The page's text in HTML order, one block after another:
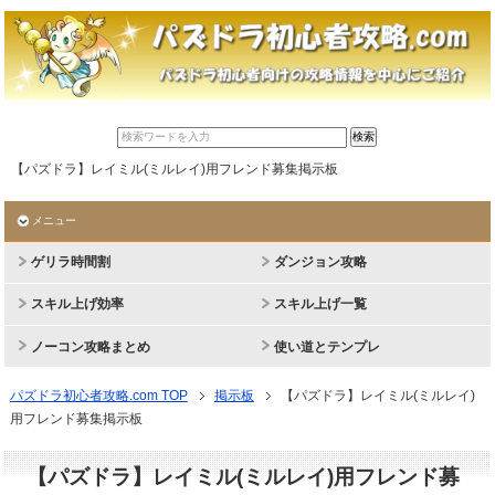
【パズドラ】レイミル(ミルレイ)用フレンド募集掲示板
メニュー
ゲリラ時間割 ダンジョン攻略
スキル上げ効率 スキル上げ一覧
ノーコン攻略まとめ 使い道とテンプレ
パズドラ初心者攻略.com TOP 掲示板
【パズドラ】レイミル(ミルレイ)
用フレンド募集掲示板
【パズドラ】レイミル(ミルレイ)用フレンド募